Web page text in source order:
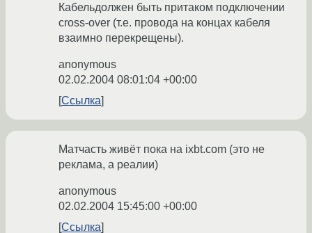
Кабельдолжен быть притаком подключении
cross-over (т.е. провода на концах кабеля
взаимно перекрещены).
anonymous
02.02.2004 08:01:04 +00:00
Ссылка
Матчасть живёт пока на ixbt.com (это не
реклама, а реалии)
anonymous
02.02.2004 15:45:00 +00:00
Ссылка